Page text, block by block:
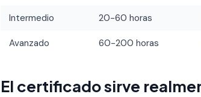
Intermedio 20-60 horas
Avanzado 60-200 horas
El certificado sirve